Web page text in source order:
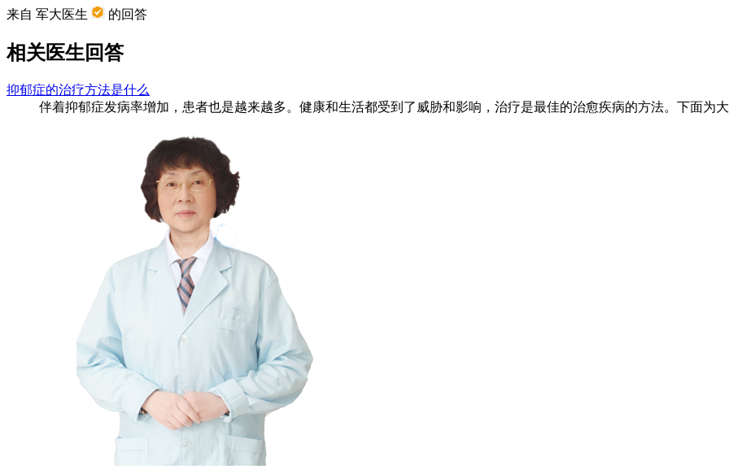
来自 军大医生 的回答
相关医生回答
抑郁症的治疗方法是什么
伴着抑郁症发病率增加，患者也是越来越多。健康和生活都受到了威胁和影响，治疗是最佳的治愈疾病的方法。下面为